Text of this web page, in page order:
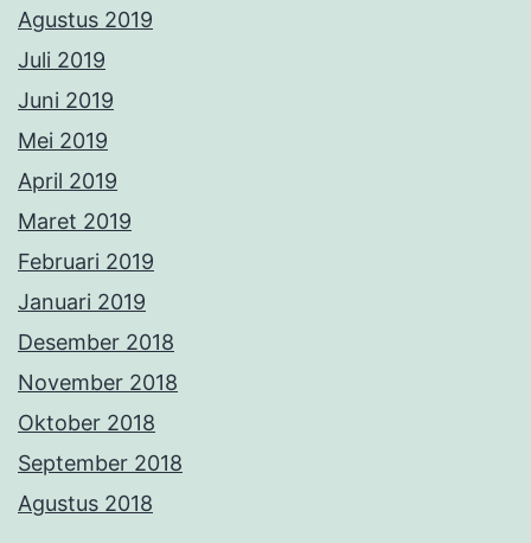
Agustus 2019
Juli 2019
Juni 2019
Mei 2019
April 2019
Maret 2019
Februari 2019
Januari 2019
Desember 2018
November 2018
Oktober 2018
September 2018
Agustus 2018